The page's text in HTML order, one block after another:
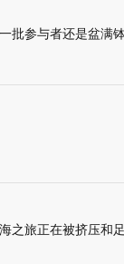
批参与者还是盆满钵
之旅正在被挤压和